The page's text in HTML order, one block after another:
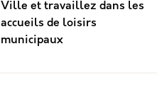
Ville et travaillez dans les
accueils de loisirs
municipaux